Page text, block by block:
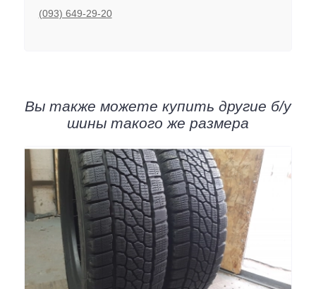
(093) 649-29-20
Вы также можете купить другие б/у
шины такого же размера